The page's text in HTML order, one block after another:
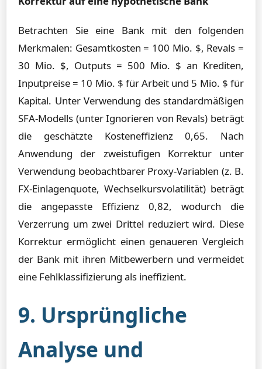
Betrachten Sie eine Bank mit den folgenden
Merkmalen: Gesamtkosten = 100 Mio. $, Revals =
30 Mio. $, Outputs = 500 Mio. $ an Krediten,
Inputpreise = 10 Mio. $ für Arbeit und 5 Mio. $ für
Kapital. Unter Verwendung des standardmäßigen
SFA-Modells (unter Ignorieren von Revals) beträgt
die geschätzte Kosteneffizienz 0,65. Nach
Anwendung der zweistufigen Korrektur unter
Verwendung beobachtbarer Proxy-Variablen (z. B.
FX-Einlagenquote, Wechselkursvolatilität) beträgt
die angepasste Effizienz 0,82, wodurch die
Verzerrung um zwei Drittel reduziert wird. Diese
Korrektur ermöglicht einen genaueren Vergleich
der Bank mit ihren Mitbewerbern und vermeidet
eine Fehlklassifizierung als ineffizient.
9. Ursprüngliche
Analyse und